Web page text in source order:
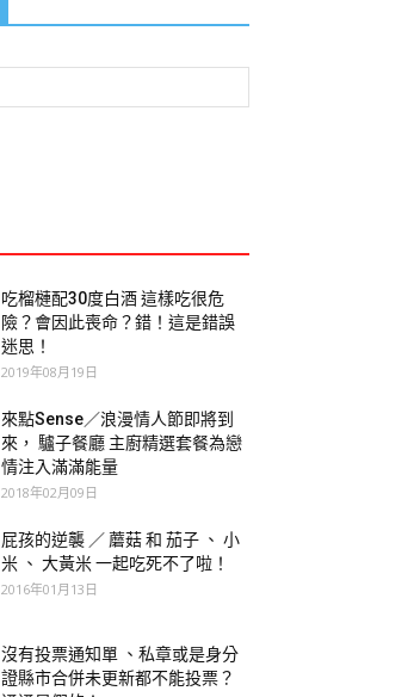
吃榴槤配30度白酒 這樣吃很危
險？會因此喪命？錯！這是錯誤
迷思！
2019年08月19日
來點Sense／浪漫情人節即將到
來， 驢子餐廳 主廚精選套餐為戀
情注入滿滿能量
2018年02月09日
屁孩的逆襲 ／ 蘑菇 和 茄子 、 小
米 、 大黃米 一起吃死不了啦！
2016年01月13日
沒有投票通知單 、私章或是身分
證縣市合併未更新都不能投票？